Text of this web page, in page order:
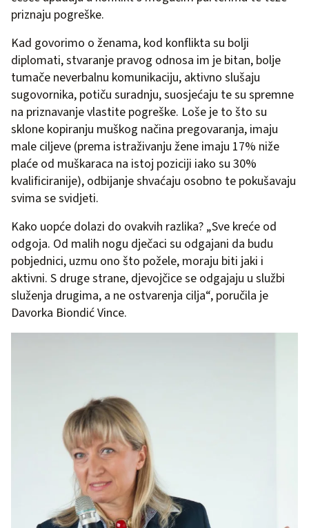
priznaju pogreške.
Kad govorimo o ženama, kod konflikta su bolji
diplomati, stvaranje pravog odnosa im je bitan, bolje
tumače neverbalnu komunikaciju, aktivno slušaju
sugovornika, potiču suradnju, suosjećaju te su spremne
na priznavanje vlastite pogreške. Loše je to što su
sklone kopiranju muškog načina pregovaranja, imaju
male ciljeve (prema istraživanju žene imaju 17% niže
plaće od muškaraca na istoj poziciji iako su 30%
kvalificiranije), odbijanje shvaćaju osobno te pokušavaju
svima se svidjeti.
Kako uopće dolazi do ovakvih razlika? „Sve kreće od
odgoja. Od malih nogu dječaci su odgajani da budu
pobjednici, uzmu ono što požele, moraju biti jaki i
aktivni. S druge strane, djevojčice se odgajaju u službi
služenja drugima, a ne ostvarenja cilja“, poručila je
Davorka Biondić Vince.